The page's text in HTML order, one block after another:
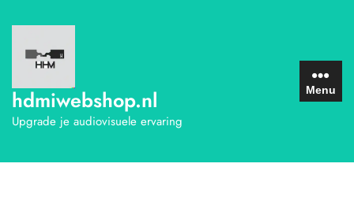
naar
inhoud
hdmiwebshop.nl
Upgrade je audiovisuele ervaring
Menu